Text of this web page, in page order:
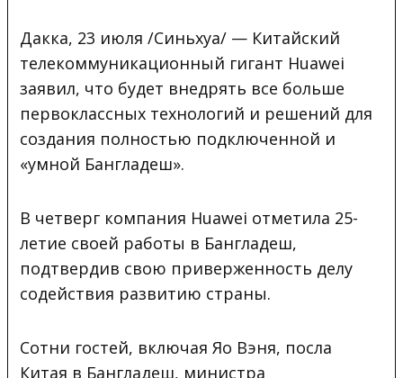
Дакка, 23 июля /Синьхуа/ — Китайский
телекоммуникационный гигант Huawei
заявил, что будет внедрять все больше
первоклассных технологий и решений для
создания полностью подключенной и
«умной Бангладеш».
В четверг компания Huawei отметила 25-
летие своей работы в Бангладеш,
подтвердив свою приверженность делу
содействия развитию страны.
Сотни гостей, включая Яо Вэня, посла
Китая в Бангладеш, министра